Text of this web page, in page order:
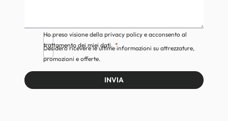
Ho preso visione della privacy policy e acconsento al
trattamento dei miei dati.
Desidero ricevere le ultime informazioni su attrezzature,
promozioni e offerte.
INVIA